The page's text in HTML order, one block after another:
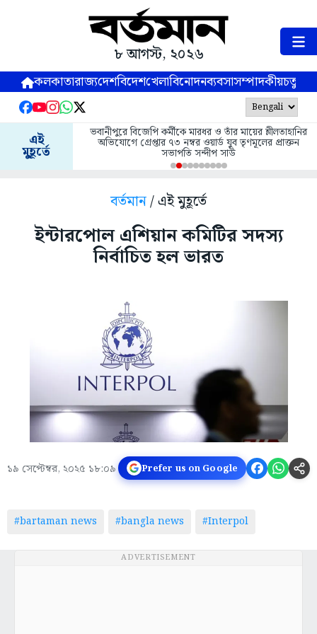
৮ আগস্ট, ২০২৬
কলকাতারাজ্যদেশবিদেশখেলাবিনোদনব্যবসাসম্পাদকীয়
এই
মুহূর্তে
ভবানীপুরে বিজেপি কর্মীকে মারধর ও তাঁর মায়ের শ্লীলতাহানির
অভিযোগে গ্রেপ্তার ৭৩ নম্বর ওয়ার্ড যুব তৃণমূলের প্রাক্তন
সভাপতি সন্দীপ সাউ
বর্তমান/ এই মুহূর্তে
ইন্টারপোল এশিয়ান কমিটির সদস্য
নির্বাচিত হল ভারত
১৯ সেপ্টেম্বর, ২০২৫ ১৮:০৯ Prefer us on Google
#bartaman news #bangla news #Interpol
ADVERTISEMENT